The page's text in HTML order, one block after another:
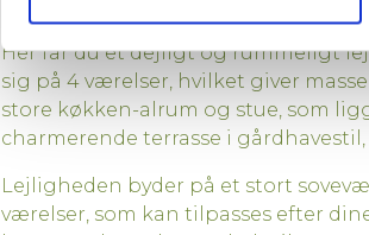
Her får du et dejligt og rummeligt
sig på 4 værelser, hvilket giver
store køkken-alrum og stue, som
charmerende terrasse i
Lejligheden byder på et stort
værelser, som kan tilpasses efter